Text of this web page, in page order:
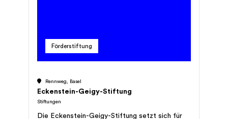
Förderstiftung
Rennweg, Basel
Eckenstein-Geigy-Stiftung
Stiftungen
Die Eckenstein-Geigy-Stiftung setzt sich für